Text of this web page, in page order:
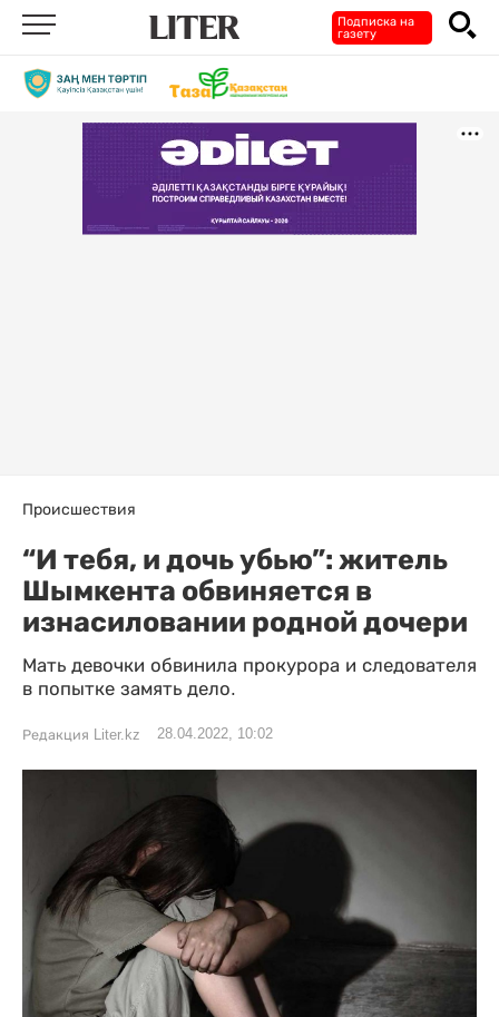
Подписка на
газету
Происшествия
“И тебя, и дочь убью”: житель
Шымкента обвиняется в
изнасиловании родной дочери
Мать девочки обвинила прокурора и следователя
в попытке замять дело.
Редакция Liter.kz 28.04.2022, 10:02